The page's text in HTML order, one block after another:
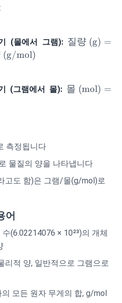
(몰에서 그램): \text{질
(mol)}
질량 (g) =
(g/mol)
(그램에서 몰): \text{몰
몰 (mol) =
측정됩니다
물질의 양을 나타냅니다
고도 함)은 그램/몰(g/mol)로
어
(6.02214076 × 10²³)의 개체
리적 양, 일반적으로 그램으로
의 모든 원자 무게의 합, g/mol